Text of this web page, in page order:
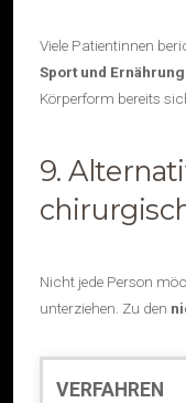
Viele Patientinnen
Sport und
Körperform bereits
9.
Nicht jede Person
unterziehen. Zu den
VERFAHREN